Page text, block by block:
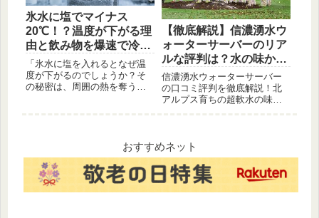
氷水に塩でマイナス
20℃！？温度が下がる理
由と飲み物を爆速で冷や
す裏技
「氷水に塩を入れるとなぜ温
度が下がるのでしょうか？そ
の秘密は、周囲の熱を奪う
やす具体的な手順や、日常で
役立つ活用法を分かりやすく
ガイドします。」
【徹底解説】信濃湧水ウ
ォーターサーバーのリア
ルな評判は？水の味から
料金、デメリットまで
信濃湧水ウォーターサーバー
の口コミ評判を徹底解説！北
アルプス育ちの超軟水の味、
注意点まで、利用者のリアル
な声をもとに徹底比較。後悔
しないウォーターサーバー選
びのために、信濃湧水の全て
を知りたい方は必見です。
おすすめネット